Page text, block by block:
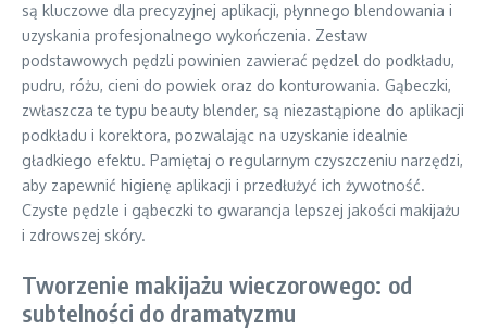
są kluczowe dla precyzyjnej aplikacji, płynnego blendowania i
uzyskania profesjonalnego wykończenia. Zestaw
podstawowych pędzli powinien zawierać pędzel do podkładu,
pudru, różu, cieni do powiek oraz do konturowania. Gąbeczki,
zwłaszcza te typu beauty blender, są niezastąpione do aplikacji
podkładu i korektora, pozwalając na uzyskanie idealnie
gładkiego efektu. Pamiętaj o regularnym czyszczeniu narzędzi,
aby zapewnić higienę aplikacji i przedłużyć ich żywotność.
Czyste pędzle i gąbeczki to gwarancja lepszej jakości makijażu
i zdrowszej skóry.
Tworzenie makijażu wieczorowego: od
subtelności do dramatyzmu